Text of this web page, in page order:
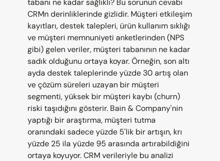
tabanı ne kadar sağlıklı? Bu sorunun cevabı
CRMn derinliklerinde gizlidir. Müşteri etkileşim
kayıtları, destek talepleri, ürün kullanım sıklığı
ve müşteri memnuniyeti anketlerinden (NPS
gibi) gelen veriler, müşteri tabanının ne kadar
sadık olduğunu ortaya koyar. Örneğin, son altı
ayda destek taleplerinde yüzde 30 artış olan
ve çözüm süreleri uzayan bir müşteri
segmenti, yüksek bir müşteri kaybı (churn)
riski taşıdığını gösterir. Bain & Company'nin
yaptığı bir araştırma, müşteri tutma
oranındaki sadece yüzde 5'lik bir artışın, krı
yüzde 25 ila yüzde 95 arasında artırabildiğini
ortaya koyuyor. CRM verileriyle bu analizi